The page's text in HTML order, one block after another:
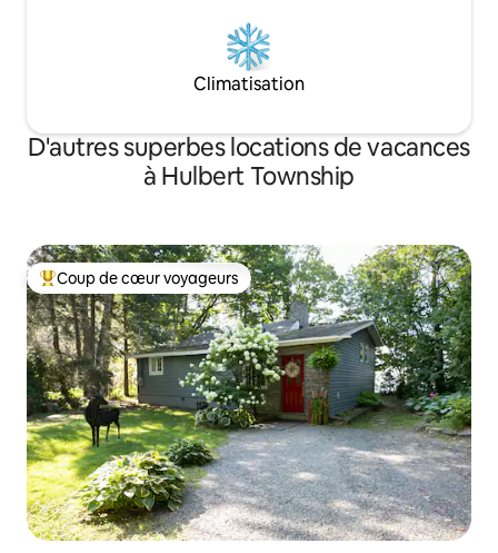
Climatisation
D'autres superbes locations de vacances
à Hulbert Township
Coup de cœur voyageurs parmi les plus aimés
Coup de cœur voyageurs